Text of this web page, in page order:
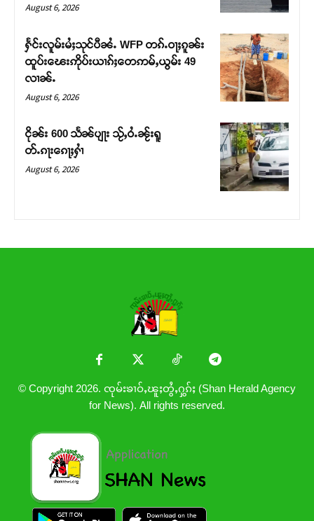
August 6, 2026
ႁႅင်းလူမ်းမႆႈသုင်ပီၼႆႉ WFP တၵ်ႉဝႃႈၵူၼ်း
ထူပ်းၽေးဢိုပ်းယၢၵ်ႈတေဢမ်ႇယွမ်း 49
လၢၼ်ႉ
August 6, 2026
ငိုၼ်း 600 သႅၼ်ပျႃး သႂ်ႇဝႆႉၼႂ်းရူ
တ်ႉၵႃးၵေႃႈႁၢႆ
August 6, 2026
© Copyright 2026. ၸုမ်းၶၢဝ်ႇၽူႈတွႆႇႁွၵ်ႈ (Shan Herald Agency
for News). All rights reserved.